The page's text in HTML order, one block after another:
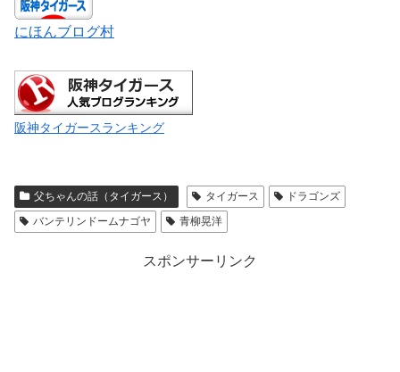
にほんブログ村
阪神タイガースランキング
父ちゃんの話（タイガース） タイガース
ドラゴンズ
バンテリンドームナゴヤ
青柳晃洋
スポンサーリンク